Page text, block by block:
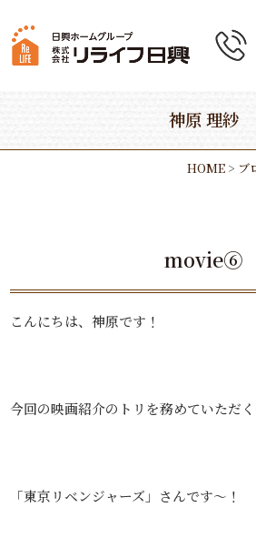
神原 理紗
HOME> ブ
movie⑥
こんにちは、神原です！
今回の映画紹介のトリを務めていただく
「東京リベンジャーズ」さんです～！